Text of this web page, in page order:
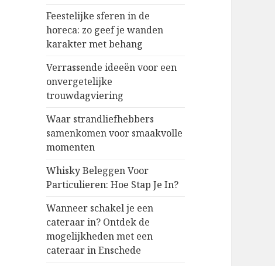
Feestelijke sferen in de
horeca: zo geef je wanden
karakter met behang
Verrassende ideeën voor een
onvergetelijke
trouwdagviering
Waar strandliefhebbers
samenkomen voor smaakvolle
momenten
Whisky Beleggen Voor
Particulieren: Hoe Stap Je In?
Wanneer schakel je een
cateraar in? Ontdek de
mogelijkheden met een
cateraar in Enschede